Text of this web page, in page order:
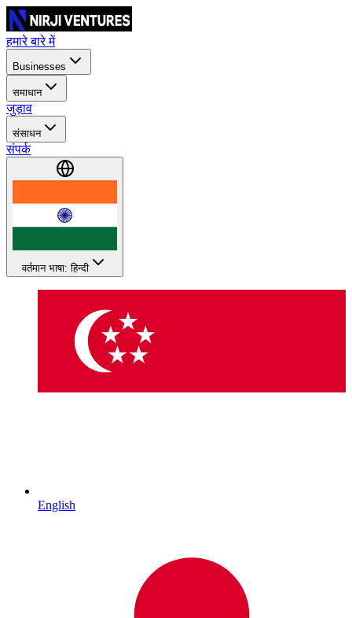
हमारे बारे में
Businesses
समाधान
जुड़ाव
संसाधन
संपर्क
वर्तमान भाषा: हिन्दी
English